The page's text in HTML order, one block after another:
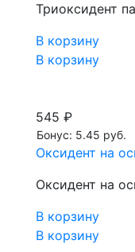
Триоксидент
В корзину
В корзину
545 ₽
Бонус: 5.45 руб.
Оксидент на
Оксидент на
В корзину
В корзину